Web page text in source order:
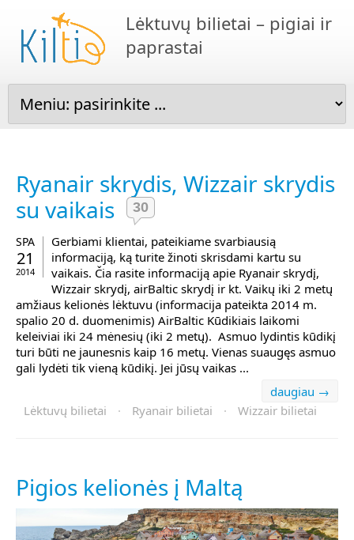
Lėktuvų bilietai – pigiai ir
paprastai
Ryanair skrydis, Wizzair skrydis
su vaikais
30
SPA
21
2014
Gerbiami klientai, pateikiame svarbiausią
informaciją, ką turite žinoti skrisdami kartu su
vaikais. Čia rasite informaciją apie Ryanair skrydį,
Wizzair skrydį, airBaltic skrydį ir kt. Vaikų iki 2 metų
amžiaus kelionės lėktuvu (informacija pateikta 2014 m.
spalio 20 d. duomenimis) AirBaltic Kūdikiais laikomi
keleiviai iki 24 mėnesių (iki 2 metų). Asmuo lydintis kūdikį
turi būti ne jaunesnis kaip 16 metų. Vienas suaugęs asmuo
gali lydėti tik vieną kūdikį. Jei jūsų vaikas ...
daugiau →
Lėktuvų bilietai
· Ryanair bilietai · Wizzair bilietai
Pigios kelionės į Maltą